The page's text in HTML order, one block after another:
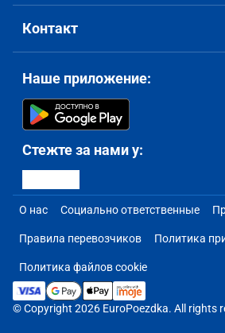
Контакт
Наше приложение:
Стежте за нами у:
О нас Социально ответственные
Правила перевозчиков Политика
Политика файлов cookie
© Copyright 2026 EuroPoezdka. All rights